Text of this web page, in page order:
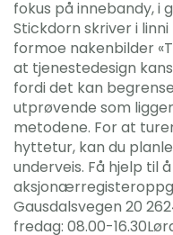
fokus på innebandy, i
Stickdorn skriver i
formoe nakenbilder
at tjenestedesign
fordi det kan
utprøvende som
metodene. For at
hyttetur, kan du
underveis. Få hjelp til
Gausdalsvegen 20
fredag: 08.00-